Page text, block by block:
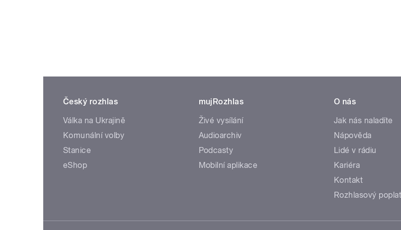
Český rozhlas
Válka na Ukrajině
Komunální volby
Stanice
eShop
mujRozhlas
Živé vysílání
Audioarchiv
Podcasty
Mobilní aplikace
O nás
Jak nás naladíte
Nápověda
Lidé v rádiu
Kariéra
Kontakt
Rozhlasový